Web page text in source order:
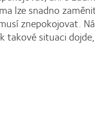
lze snadno
znepokojovat.
takové situaci